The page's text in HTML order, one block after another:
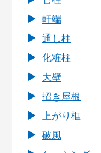
軒端
通し柱
化粧柱
大壁
招き屋根
上がり框
破風